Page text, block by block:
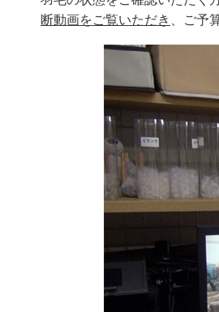
断動画をご覧いただき
、ご予